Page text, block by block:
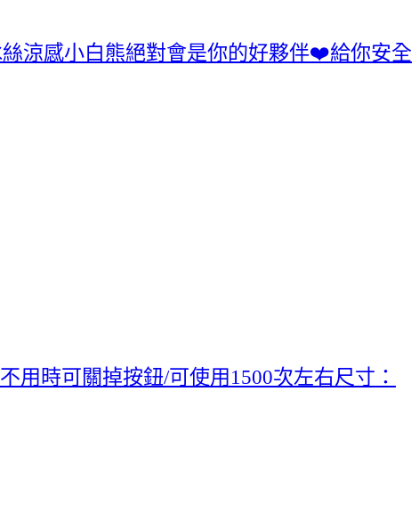
涼感小白熊絕對會是你的好夥伴❤️給你安全
用時可關掉按鈕/可使用1500次左右尺寸：